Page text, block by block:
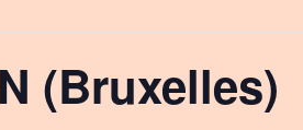
(Bruxelles)